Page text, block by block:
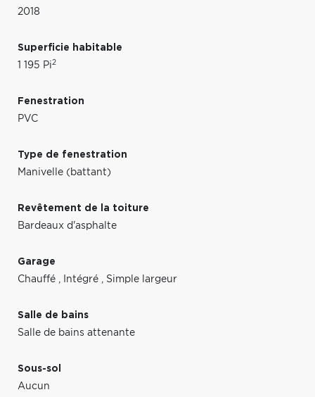
2018
Superficie habitable
1 195 Pi2
Fenestration
PVC
Type de fenestration
Manivelle (battant)
Revêtement de la toiture
Bardeaux d'asphalte
Garage
Chauffé , Intégré , Simple largeur
Salle de bains
Salle de bains attenante
Sous-sol
Aucun